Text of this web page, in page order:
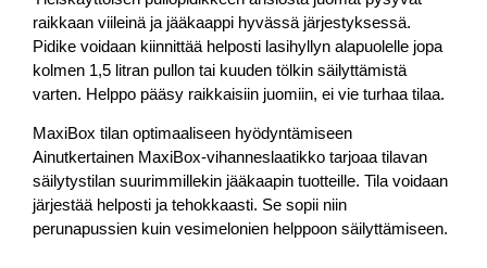
raikkaan viileinä ja jääkaappi hyvässä järjestyksessä.
Pidike voidaan kiinnittää helposti lasihyllyn alapuolelle jopa
kolmen 1,5 litran pullon tai kuuden tölkin säilyttämistä
varten. Helppo pääsy raikkaisiin juomiin, ei vie turhaa tilaa.
MaxiBox tilan optimaaliseen hyödyntämiseen
Ainutkertainen MaxiBox-vihanneslaatikko tarjoaa tilavan
säilytystilan suurimmillekin jääkaapin tuotteille. Tila voidaan
järjestää helposti ja tehokkaasti. Se sopii niin
perunapussien kuin vesimelonien helppoon säilyttämiseen.